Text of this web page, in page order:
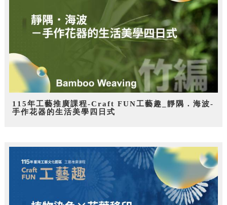
115年工藝推廣課程-Craft FUN工藝趣_靜隅．海波-
手作花器的生活美學四日式